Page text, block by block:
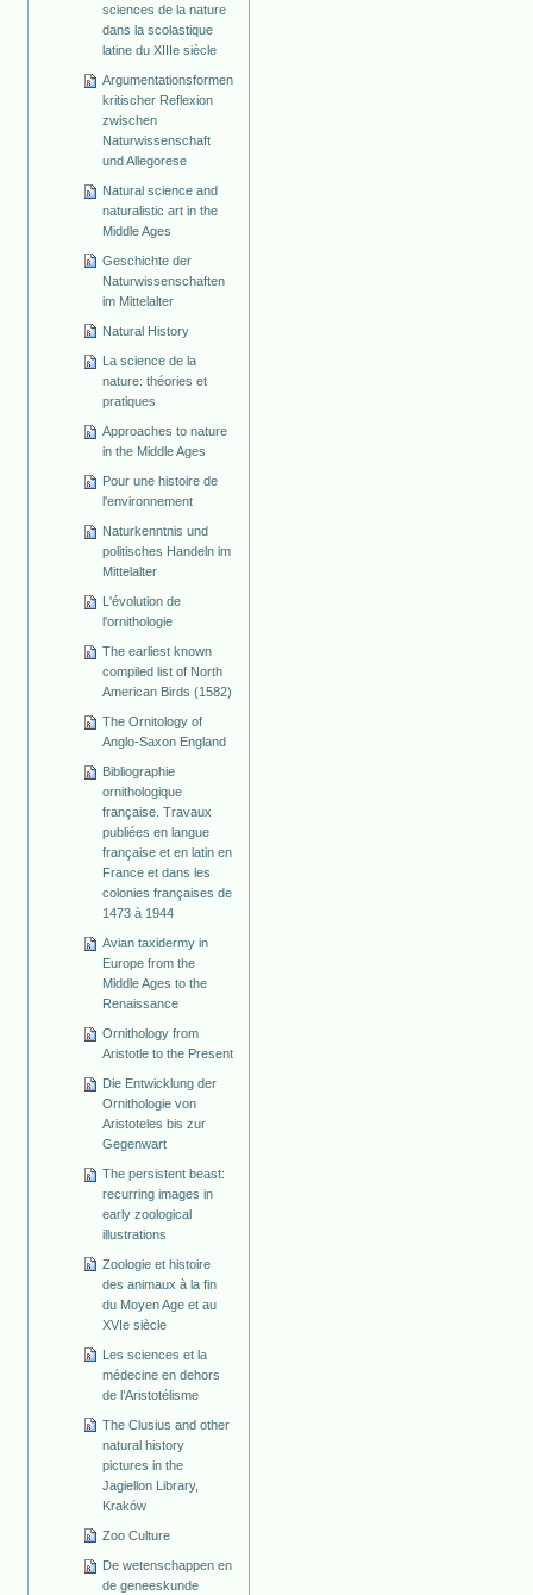
sciences de la nature
dans la scolastique
latine du XIIIe siècle
Argumentationsformen
kritischer Reflexion
zwischen
Naturwissenschaft
und Allegorese
Natural science and
naturalistic art in the
Middle Ages
Geschichte der
Naturwissenschaften
im Mittelalter
Natural History
La science de la
nature: théories et
pratiques
Approaches to nature
in the Middle Ages
Pour une histoire de
l'environnement
Naturkenntnis und
politisches Handeln im
Mittelalter
L'évolution de
l'ornithologie
The earliest known
compiled list of North
American Birds (1582)
The Ornitology of
Anglo-Saxon England
Bibliographie
ornithologique
française. Travaux
publiées en langue
française et en latin en
France et dans les
colonies françaises de
1473 à 1944
Avian taxidermy in
Europe from the
Middle Ages to the
Renaissance
Ornithology from
Aristotle to the Present
Die Entwicklung der
Ornithologie von
Aristoteles bis zur
Gegenwart
The persistent beast:
recurring images in
early zoological
illustrations
Zoologie et histoire
des animaux à la fin
du Moyen Age et au
XVIe siècle
Les sciences et la
médecine en dehors
de l’Aristotélisme
The Clusius and other
natural history
pictures in the
Jagiellon Library,
Kraków
Zoo Culture
De wetenschappen en
de geneeskunde